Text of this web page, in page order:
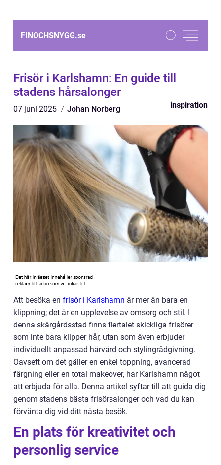
FINOCHSNYGG.se
Frisör i Karlshamn: En guide till
stadens hårsalonger
07 juni 2025 Johan Norberg inspiration
Att besöka en frisör i Karlshamn är mer än bara en
klippning; det är en upplevelse av omsorg och stil. I
denna skärgårdsstad finns flertalet skickliga frisörer
som inte bara klipper hår, utan som även erbjuder
individuellt anpassad hårvård och stylingrådgivning.
Oavsett om det gäller en enkel toppning, avancerad
färgning eller en total makeover, har Karlshamn något
att erbjuda för alla. Denna artikel syftar till att guida dig
genom stadens bästa frisörsalonger och vad du kan
förvänta dig vid ditt nästa besök.
En plats för kreativitet och
personlig service